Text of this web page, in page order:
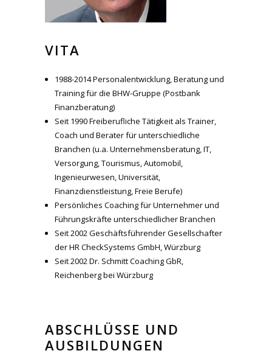
VITA
1988-2014 Personalentwicklung, Beratung und
Training für die BHW-Gruppe (Postbank
Finanzberatung)
Seit 1990 Freiberufliche Tätigkeit als Trainer,
Coach und Berater für unterschiedliche
Branchen (u.a. Unternehmensberatung, IT,
Versorgung, Tourismus, Automobil,
Ingenieurwesen, Universität,
Finanzdienstleistung, Freie Berufe)
Persönliches Coaching für Unternehmer und
Führungskräfte unterschiedlicher Branchen
Seit 2002 Geschäftsführender Gesellschafter
der HR CheckSystems GmbH, Würzburg
Seit 2002 Dr. Schmitt Coaching GbR,
Reichenberg bei Würzburg
ABSCHLÜSSE UND
AUSBILDUNGEN